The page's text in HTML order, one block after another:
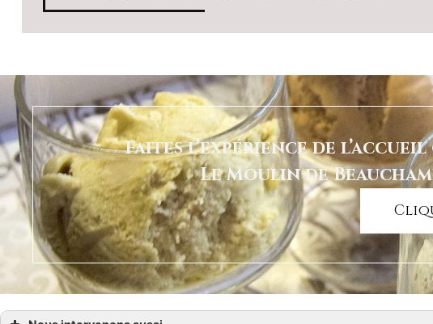
Faites l’expérience de
Le Moulin de